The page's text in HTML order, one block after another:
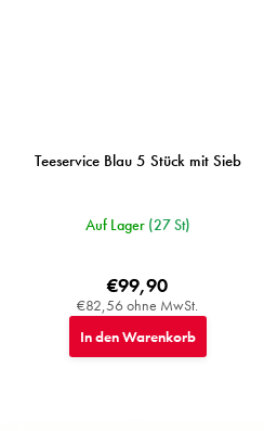
Teeservice Blau 5 Stück mit Sieb
Auf Lager (27 St)
€82,56 ohne MwSt.
€99,90
In den Warenkorb